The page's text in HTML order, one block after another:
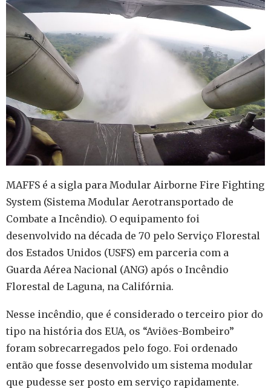
MAFFS é a sigla para Modular Airborne Fire Fighting
System (Sistema Modular Aerotransportado de
Combate a Incêndio). O equipamento foi
desenvolvido na década de 70 pelo Serviço Florestal
dos Estados Unidos (USFS) em parceria com a
Guarda Aérea Nacional (ANG) após o Incêndio
Florestal de Laguna, na Califórnia.
Nesse incêndio, que é considerado o terceiro pior do
tipo na história dos EUA, os “Aviões-Bombeiro”
foram sobrecarregados pelo fogo. Foi ordenado
então que fosse desenvolvido um sistema modular
que pudesse ser posto em serviço rapidamente.